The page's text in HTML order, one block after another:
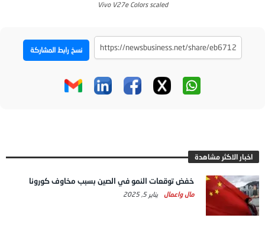
Vivo V27e Colors scaled
نسخ رابط المشاركة
اخبار الاكثر مشاهدة
خفض توقعات النمو في الصين بسبب مخاوف كورونا
مال واعمال يناير 5, 2025